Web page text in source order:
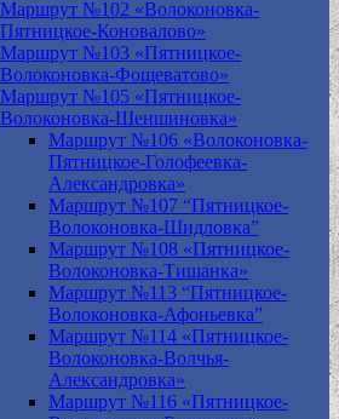
Маршрут №102 «Волоконовка-
Пятницкое-Коновалово»
Маршрут №103 «Пятницкое-
Волоконовка-Фощеватово»
Маршрут №105 «Пятницкое-
Волоконовка-Шеншиновка»
Маршрут №106 «Волоконовка-
Пятницкое-Голофеевка-
Александровка»
Маршрут №107 “Пятницкое-
Волоконовка-Шидловка”
Маршрут №108 «Пятницкое-
Волоконовка-Тишанка»
Маршрут №113 “Пятницкое-
Волоконовка-Афоньевка”
Маршрут №114 «Пятницкое-
Волоконовка-Волчья-
Александровка»
Маршрут №116 «Пятницкое-